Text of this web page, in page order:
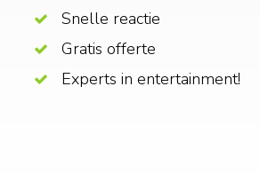
Snelle reactie
Gratis offerte
Experts in entertainment!